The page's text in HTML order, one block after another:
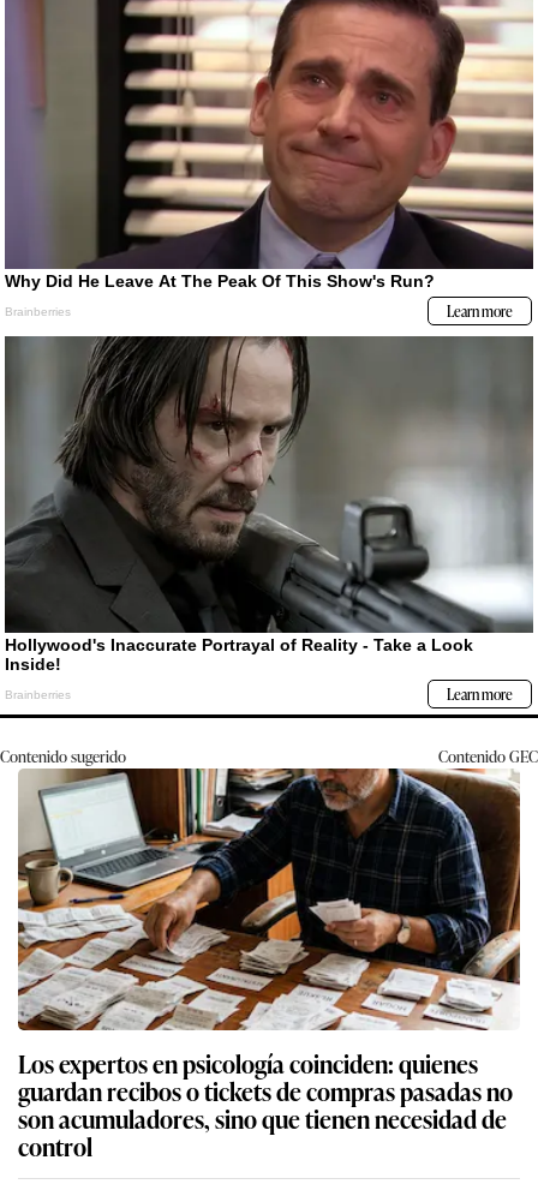
Contenido sugerido ContenidoGEC
Los expertos en psicología coinciden: quienes
guardan recibos o tickets de compras pasadas no
son acumuladores, sino que tienen necesidad de
control